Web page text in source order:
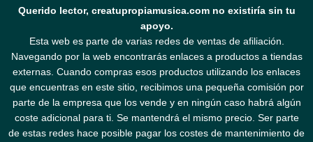
Querido lector, creatupropiamusica.com no existiría sin tu
apoyo.
Esta web es parte de varias redes de ventas de afiliación.
Navegando por la web encontrarás enlaces a productos a tiendas
externas. Cuando compras esos productos utilizando los enlaces
que encuentras en este sitio, recibimos una pequeña comisión por
parte de la empresa que los vende y en ningún caso habrá algún
coste adicional para ti. Se mantendrá el mismo precio. Ser parte
de estas redes hace posible pagar los costes de mantenimiento de